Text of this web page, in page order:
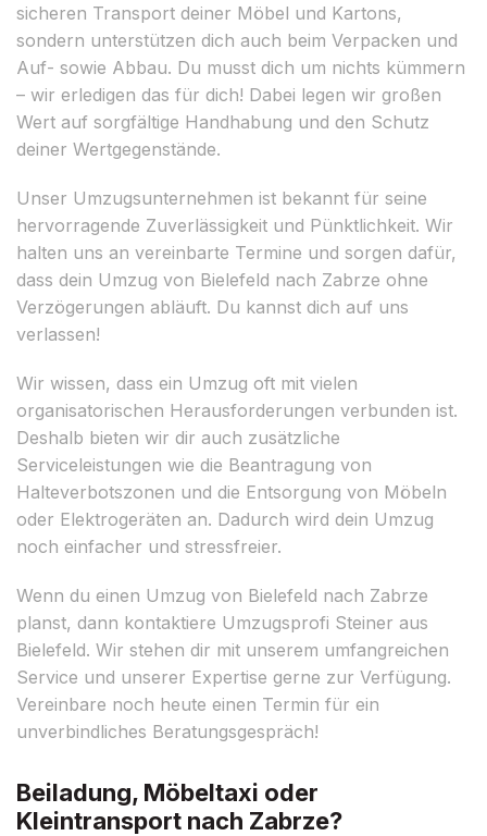
sicheren Transport deiner Möbel und Kartons,
sondern unterstützen dich auch beim Verpacken und
Auf- sowie Abbau. Du musst dich um nichts kümmern
– wir erledigen das für dich! Dabei legen wir großen
Wert auf sorgfältige Handhabung und den Schutz
deiner Wertgegenstände.
Unser Umzugsunternehmen ist bekannt für seine
hervorragende Zuverlässigkeit und Pünktlichkeit. Wir
halten uns an vereinbarte Termine und sorgen dafür,
dass dein Umzug von Bielefeld nach Zabrze ohne
Verzögerungen abläuft. Du kannst dich auf uns
verlassen!
Wir wissen, dass ein Umzug oft mit vielen
organisatorischen Herausforderungen verbunden ist.
Deshalb bieten wir dir auch zusätzliche
Serviceleistungen wie die Beantragung von
Halteverbotszonen und die Entsorgung von Möbeln
oder Elektrogeräten an. Dadurch wird dein Umzug
noch einfacher und stressfreier.
Wenn du einen Umzug von Bielefeld nach Zabrze
planst, dann kontaktiere Umzugsprofi Steiner aus
Bielefeld. Wir stehen dir mit unserem umfangreichen
Service und unserer Expertise gerne zur Verfügung.
Vereinbare noch heute einen Termin für ein
unverbindliches Beratungsgespräch!
Beiladung, Möbeltaxi oder
Kleintransport nach Zabrze?